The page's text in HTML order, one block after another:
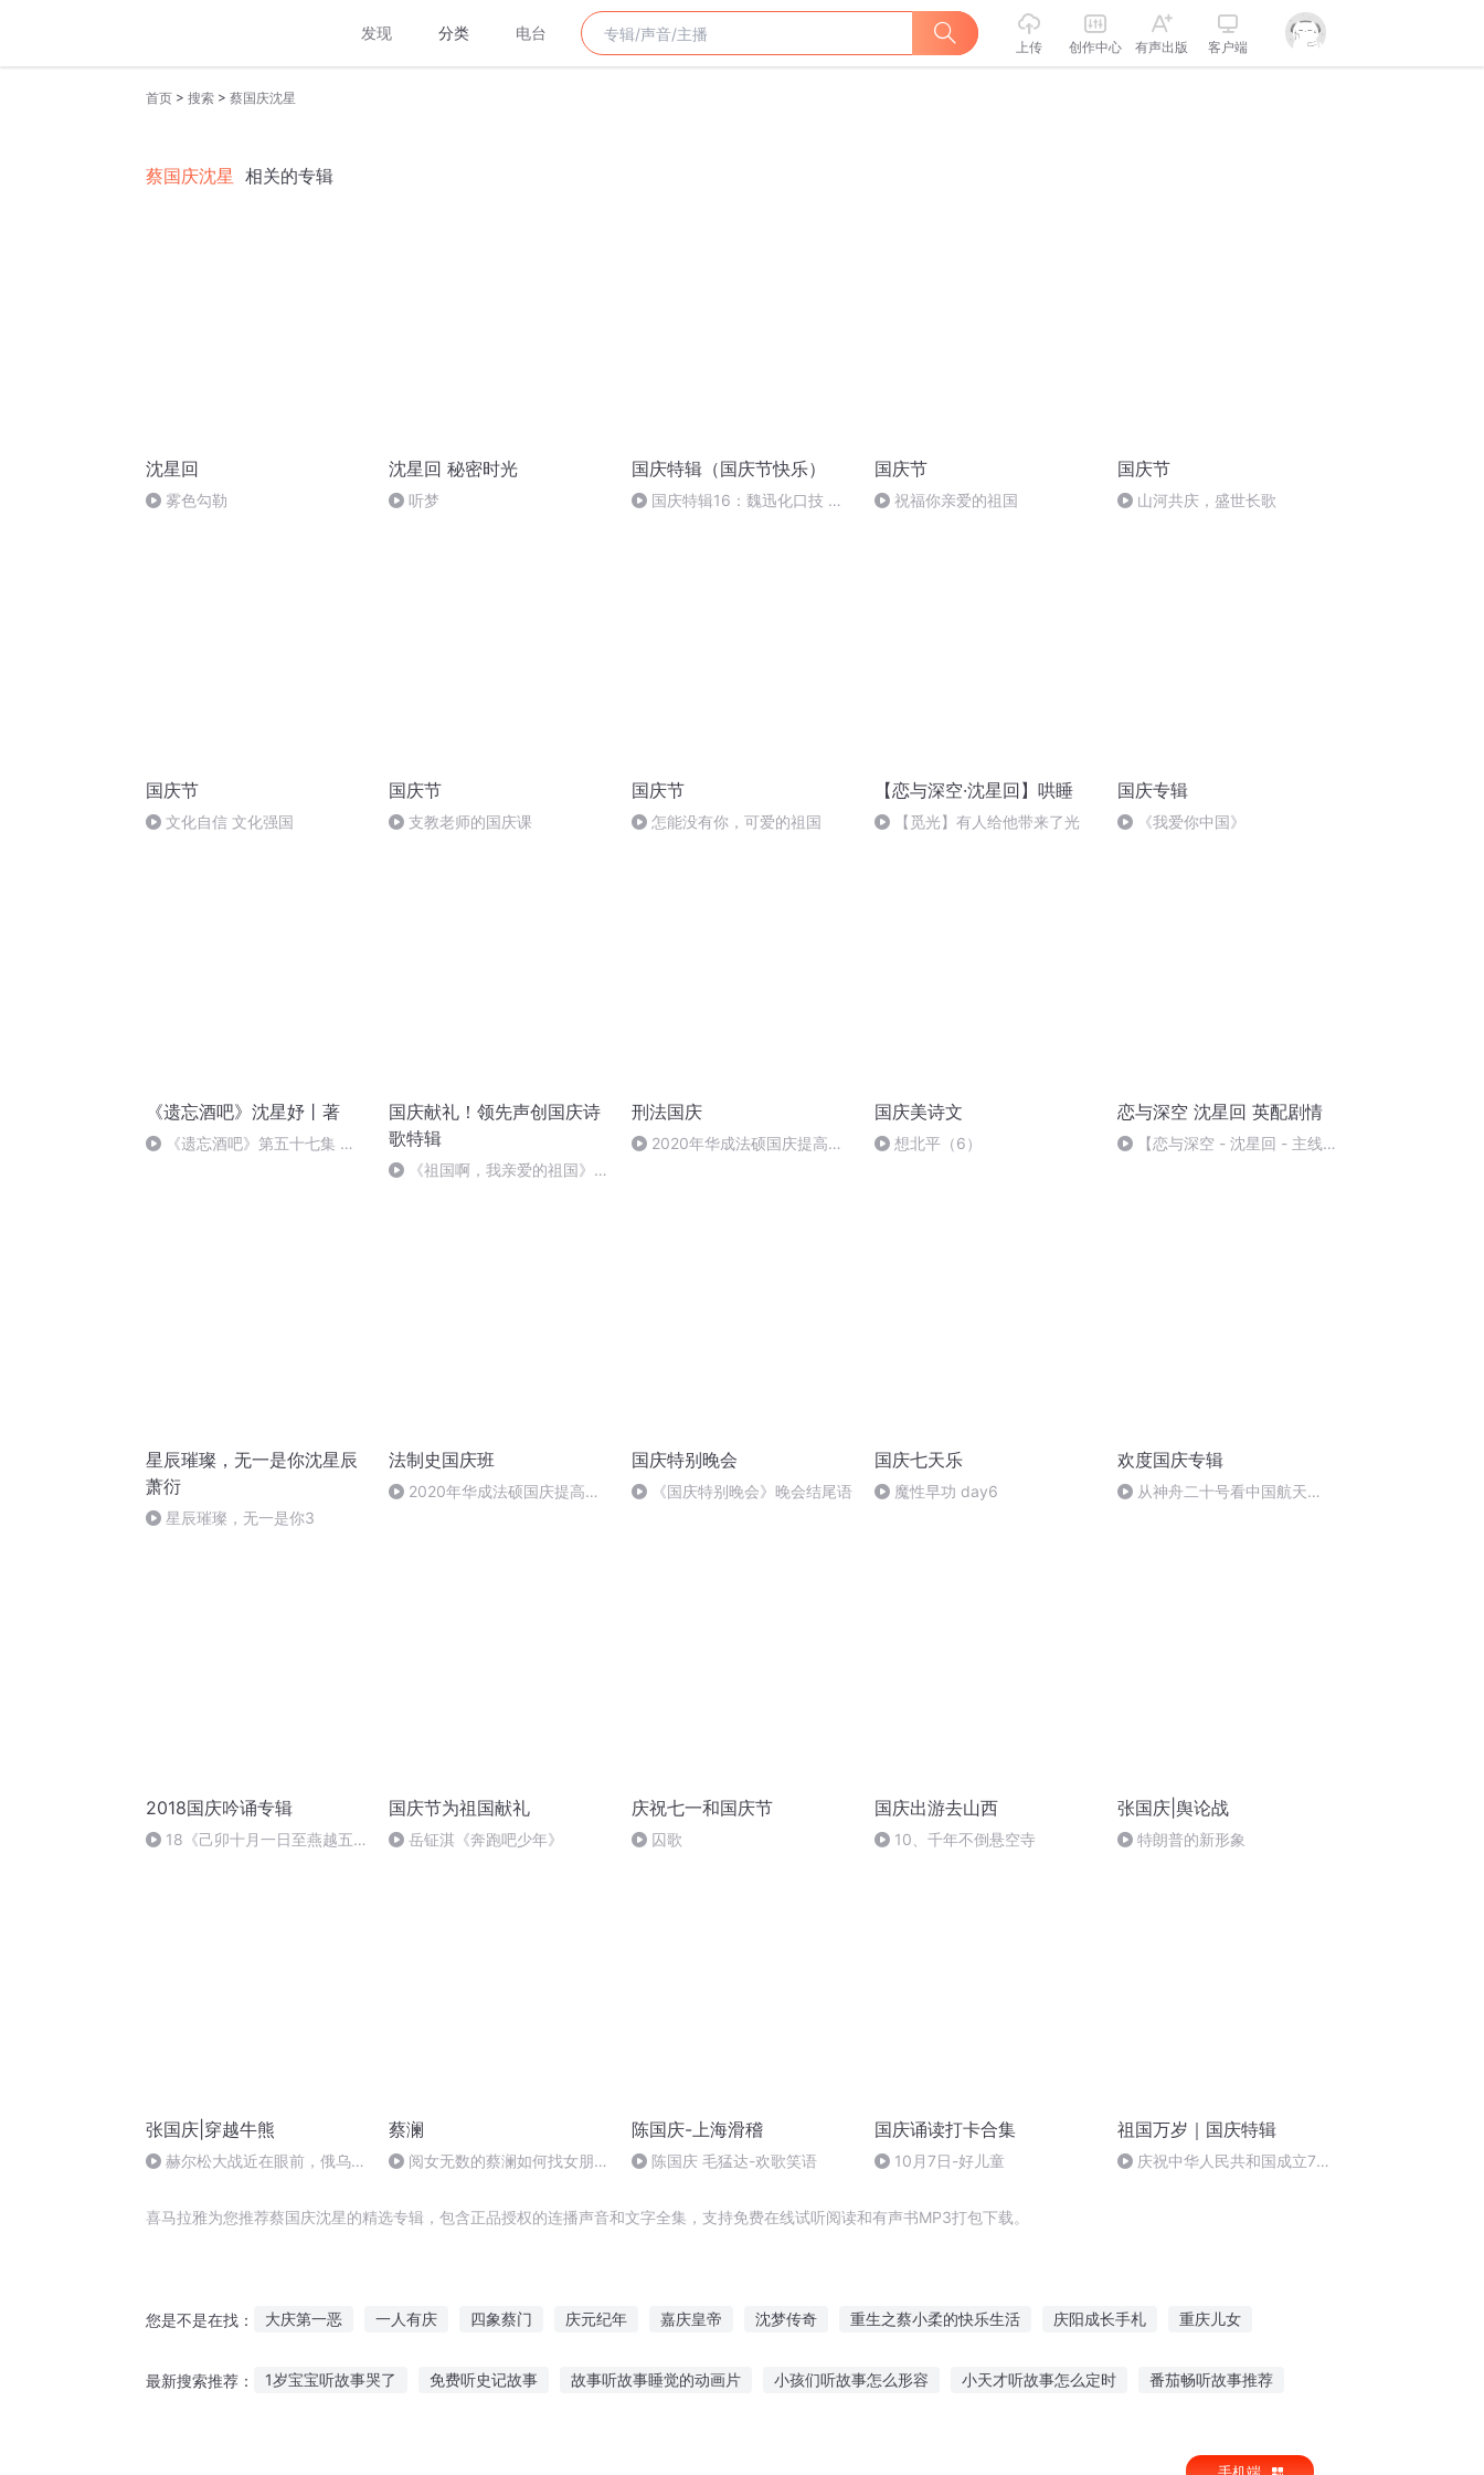
发现 分类 电台
上传 创作中心 有声出版 客户端
首页 > 搜索 > 蔡国庆沈星
蔡国庆沈星 相关的专辑
沈星回
雾色勾勒
沈星回 秘密时光
听梦
国庆特辑（国庆节快乐）
国庆特辑16：魏迅化口技 二
国庆节
祝福你亲爱的祖国
国庆节
山河共庆，盛世长歌
国庆节
文化自信 文化强国
国庆节
支教老师的国庆课
国庆节
怎能没有你，可爱的祖国
【恋与深空·沈星回】哄睡
【觅光】有人给他带来了光
国庆专辑
《我爱你中国》
《遗忘酒吧》沈星妤丨著
《遗忘酒吧》第五十七集 结
国庆献礼！领先声创国庆诗
歌特辑
《祖国啊，我亲爱的祖国》温
刑法国庆
2020年华成法硕国庆提高班
国庆美诗文
想北平（6）
恋与深空 沈星回 英配剧情
【恋与深空 - 沈星回 - 主线剧
星辰璀璨，无一是你沈星辰
萧衍
星辰璀璨，无一是你3
法制史国庆班
2020年华成法硕国庆提高班
国庆特别晚会
《国庆特别晚会》晚会结尾语
国庆七天乐
魔性早功 day6
欢度国庆专辑
从神舟二十号看中国航天
2018国庆吟诵专辑
18《己卯十月一日至燕越五
国庆节为祖国献礼
岳钲淇《奔跑吧少年》
庆祝七一和国庆节
囚歌
国庆出游去山西
10、千年不倒悬空寺
张国庆|舆论战
特朗普的新形象
张国庆|穿越牛熊
赫尔松大战近在眼前，俄乌冲
蔡澜
阅女无数的蔡澜如何找女朋
陈国庆-上海滑稽
陈国庆 毛猛达-欢歌笑语
国庆诵读打卡合集
10月7日-好儿童
祖国万岁｜国庆特辑
庆祝中华人民共和国成立73
喜马拉雅为您推荐蔡国庆沈星的精选专辑，包含正品授权的连播声音和文字全集，支持免费在线试听阅读和有声书MP3打包下载。
您是不是在找： 大庆第一恶 一人有庆 四象蔡门 庆元纪年 嘉庆皇帝 沈梦传奇 重生之蔡小柔的快乐生活 庆阳成长手札 重庆儿女
最新搜索推荐： 1岁宝宝听故事哭了 免费听史记故事 故事听故事睡觉的动画片 小孩们听故事怎么形容 小天才听故事怎么定时 番茄畅听故事推荐